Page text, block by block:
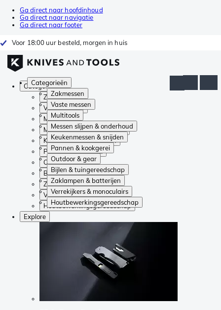
Ga direct naar hoofdinhoud
Ga direct naar navigatie
Ga direct naar footer
Voor 18:00 uur besteld, morgen in huis
Categorieën
Zakmessen
Vaste messen
Multitools
Messen slijpen & onderhoud
Keukenmessen & snijden
Pannen & kookgerei
Outdoor & gear
Bijlen & tuingereedschap
Zaklampen & batterijen
Verrekijkers & monoculairs
Houtbewerkingsgereedschap
Categorieën
Zakmessen
Vaste messen
Multitools
Messen slijpen & onderhoud
Keukenmessen & snijden
Pannen & kookgerei
Outdoor & gear
Bijlen & tuingereedschap
Zaklampen & batterijen
Verrekijkers & monoculairs
Houtbewerkingsgereedschap
Explore